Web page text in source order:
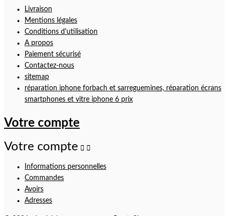
Livraison
Mentions légales
Conditions d'utilisation
A propos
Paiement sécurisé
Contactez-nous
sitemap
réparation iphone forbach et sarreguemines, réparation écrans
smartphones et vitre iphone 6 prix
Votre compte
Votre compte  
Informations personnelles
Commandes
Avoirs
Adresses